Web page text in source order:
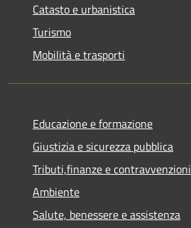
Catasto e urbanistica
Turismo
Mobilità e trasporti
Educazione e formazione
Giustizia e sicurezza pubblica
Tributi,finanze e contravvenzioni
Ambiente
Salute, benessere e assistenza